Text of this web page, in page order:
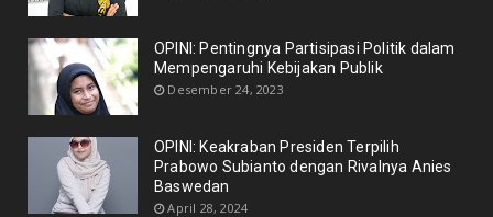
April 28, 2024
UNCATEGORIZED
OPINI: Keakraban Presiden Terpilih Prabowo
April 28, 2024
UNCATEGORIZED
OPINI: Pentingnya Partisipasi Politik dalam
Mempengaruhi Kebijakan Publik
Desember 24, 2023
OPINI: Keakraban Presiden Terpilih
Prabowo Subianto dengan Rivalnya Anies
Baswedan
April 28, 2024